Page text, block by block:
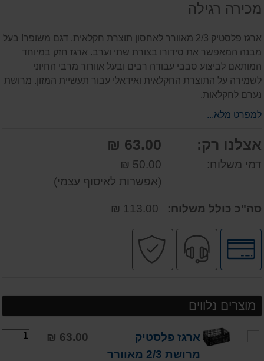
מכירה רגילה
ארגז פלסטיק 2/3 מאוורר לאחסון תוצרת חקלאית. דגם משופר! בעל
מבנה המאפשר את סידורו בצורת שתי וערב. ארגז חזק במיוחד
המותאם לביצוע סבבי עבודה רבים ובעל אוורור מרבי החיוני
לשמירה על התוצרת החקלאית ואידאלי עבור תעשיית המזון. מרושת
נערם לחקלאות.
למפרט מלא...
אצלנו רק: 63.00 ₪
דמי משלוח:
50.00 ₪
(אפשרות לאיסוף עצמי)
סה"כ כולל משלוח:
לחץ
לאפשרויות
תשלומים
שירות
מקצועי
מוצרים נלווים
ארגז פלסטיק
מרושת 2/3 מאוורר
63.00 ₪